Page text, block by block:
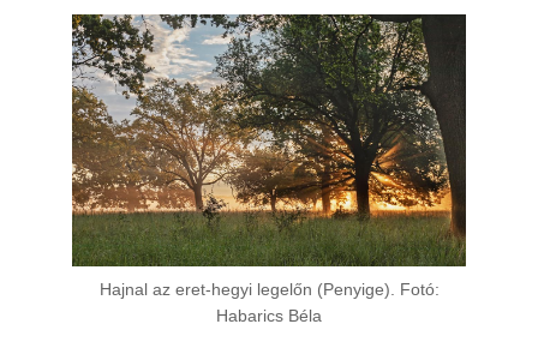
Hajnal az eret-hegyi legelőn (Penyige). Fotó:
Habarics Béla